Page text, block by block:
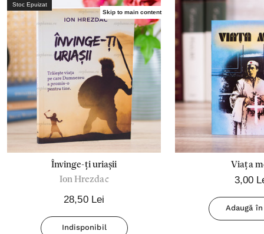
Skip to main content
Stoc Epuizat
Învinge-ți uriașii
Ion Hrezdac
28,50 Lei
Indisponibil
Viața
3,00
Adaugă